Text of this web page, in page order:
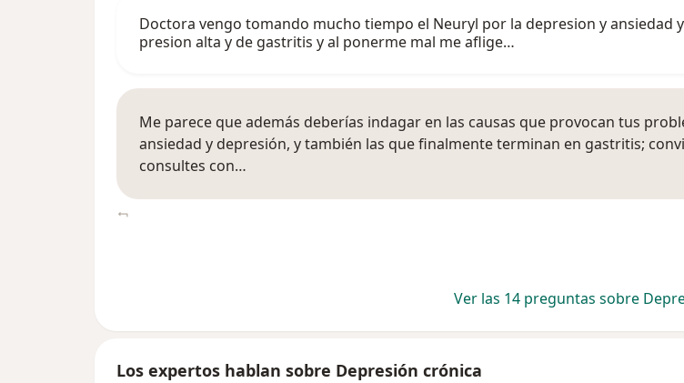
Doctora vengo tomando mucho tiempo el Neuryl por la depresion y ansiedad
presion alta y de gastritis y al ponerme mal me aflige…
Me parece que además deberías indagar en las causas que provocan tus
ansiedad y depresión, y también las que finalmente terminan en gastritis;
consultes con…
Ver las 14 preguntas sobre
Los expertos hablan sobre Depresión crónica